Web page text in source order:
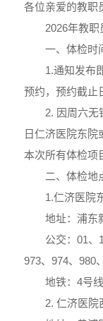
各位亲爱的教职
2026年教
一、体检时
1.通知发布
预约，预约截止
2. 因周六无
日仁济医院东
本次所有体检项
二、体检地
1.仁济医院
地址：浦东
公交：01、
973、974、980
地铁：4号
2. 仁济医院